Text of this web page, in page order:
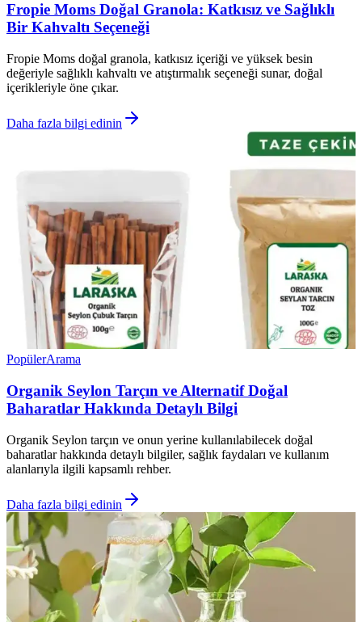
Fropie Moms Doğal Granola: Katkısız ve Sağlıklı
Bir Kahvaltı Seçeneği
Fropie Moms doğal granola, katkısız içeriği ve yüksek besin
değeriyle sağlıklı kahvaltı ve atıştırmalık seçeneği sunar, doğal
içerikleriyle öne çıkar.
Daha fazla bilgi edinin
PopülerArama
Organik Seylon Tarçın ve Alternatif Doğal
Baharatlar Hakkında Detaylı Bilgi
Organik Seylon tarçın ve onun yerine kullanılabilecek doğal
baharatlar hakkında detaylı bilgiler, sağlık faydaları ve kullanım
alanlarıyla ilgili kapsamlı rehber.
Daha fazla bilgi edinin